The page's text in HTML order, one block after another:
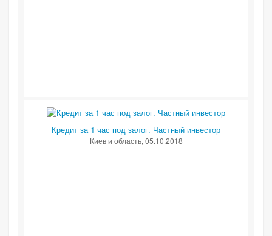
Кредит за 1 час под залог. Частный инвестор
Киев и область, 05.10.2018